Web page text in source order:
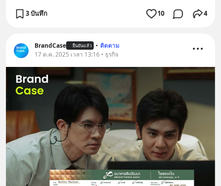
3 บันทึก 10 4
BrandCase ยืนยันแล้ว • ติดตาม
17 ต.ค. 2025 เวลา 13:16 • ธุรกิจ